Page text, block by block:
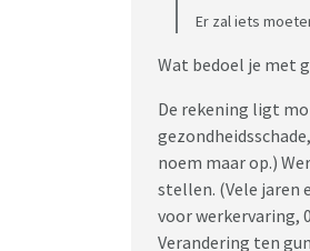
Er zal iets
Wat bedoel je met
De rekening ligt
noem maar op.)
stellen. (Vele jaren
voor werkervaring,
Verandering ten